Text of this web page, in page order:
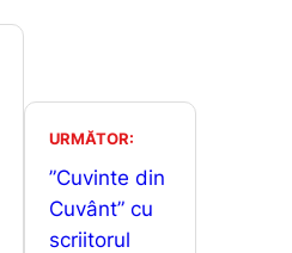
p
p
n
g
er
URMĂTOR:
”Cuvinte din
Cuvânt” cu
scriitorul